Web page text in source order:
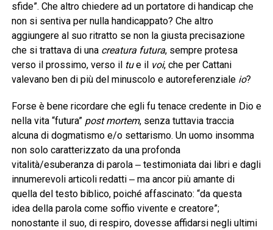
sfide”. Che altro chiedere ad un portatore di handicap che
non si sentiva per nulla handicappato? Che altro
aggiungere al suo ritratto se non la giusta precisazione
che si trattava di una creatura futura, sempre protesa
verso il prossimo, verso il tue il voi, che per Cattani
valevano ben di più del minuscolo e autoreferenziale io?
Forse è bene ricordare che egli fu tenace credente in Dio e
nella vita “futura” post mortem, senza tuttavia traccia
alcuna di dogmatismo e/o settarismo. Un uomo insomma
non solo caratterizzato da una profonda
vitalità/esuberanza di parola ‒ testimoniata dai libri e dagli
innumerevoli articoli redatti ‒ ma ancor più amante di
quella del testo biblico, poiché affascinato: “da questa
idea della parola come soffio vivente e creatore”;
nonostante il suo, di respiro, dovesse affidarsi negli ultimi